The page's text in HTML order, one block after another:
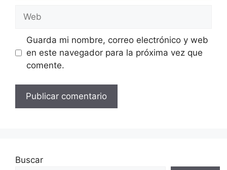
Guarda mi nombre, correo electrónico y web
en este navegador para la próxima vez que
comente.
Buscar